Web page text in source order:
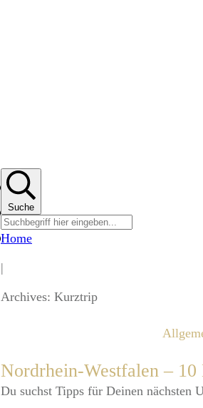
Suche
Home
|
Archives: Kurztrip
Nordrhein-Westfalen –
​Du suchst Tipps für Deinen nächsten